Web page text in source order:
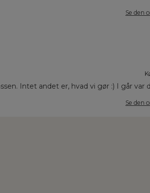
Se den
Intet andet er, hvad vi gør :) I går var
Se den